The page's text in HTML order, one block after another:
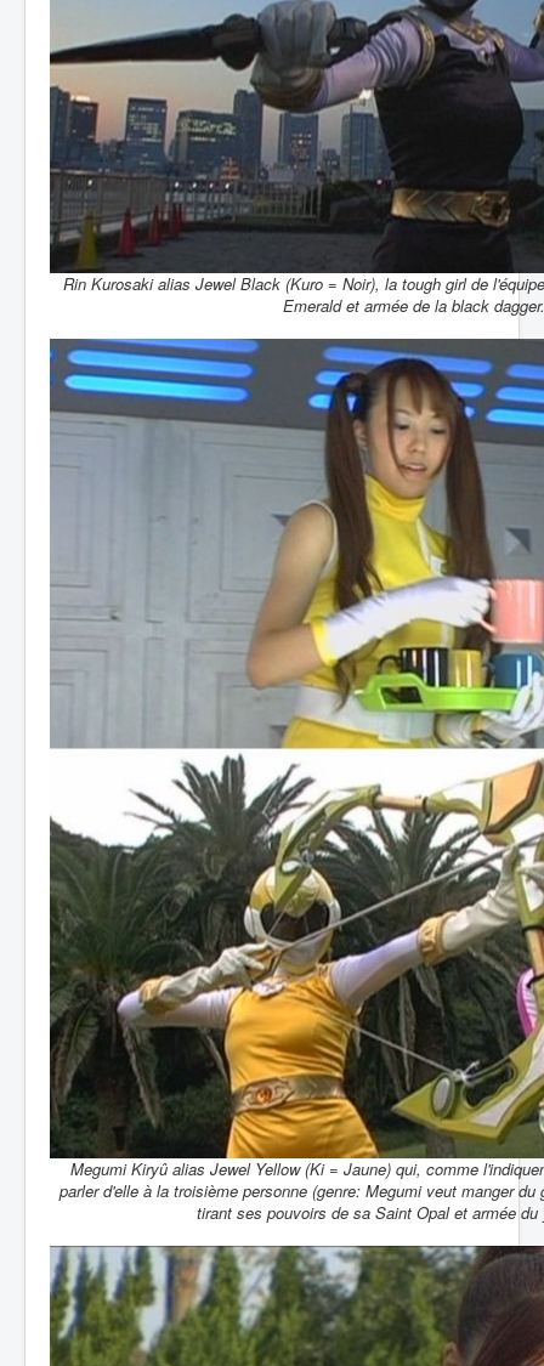
Rin Kurosaki alias Jewel Black (Kuro = Noir), la tough girl de
Emerald et armée de la black dagger.
Megumi Kiryû alias Jewel Yellow (Ki = Jaune) qui, comme
parler d'elle à la troisième personne (genre: Megumi veut manger
tirant ses pouvoirs de sa Saint Opal et armée du